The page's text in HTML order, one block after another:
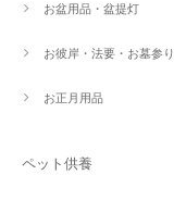
お盆用品・盆提灯
お彼岸・法要・お墓参り
お正月用品
ペット供養